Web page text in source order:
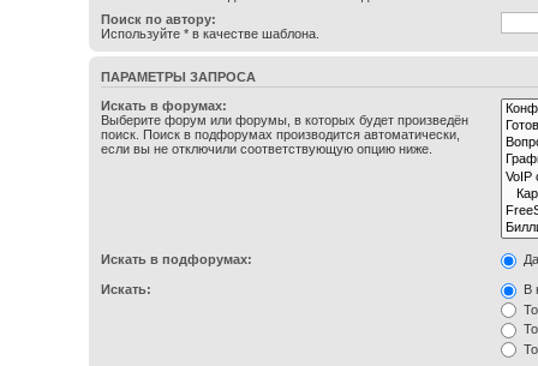
Поиск по автору:
Используйте * в качестве шаблона.
ПАРАМЕТРЫ ЗАПРОСА
Искать в форумах:
Выберите форум или форумы, в которых будет произведён
поиск. Поиск в подфорумах производится автоматически,
если вы не отключили соответствующую опцию ниже.
Искать в подфорумах: Да
Искать:
В